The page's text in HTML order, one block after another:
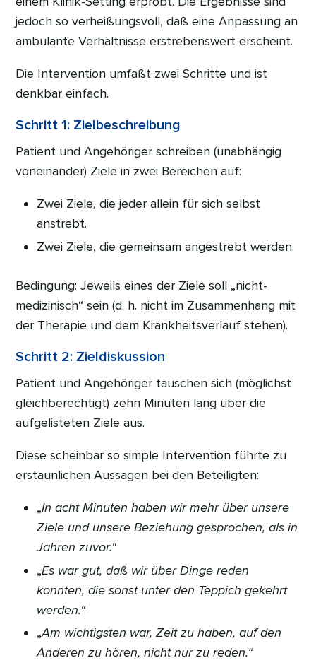
jedoch so verheißungsvoll, daß eine Anpassung an
ambulante Verhältnisse erstrebenswert erscheint.
Die Intervention umfaßt zwei Schritte und ist
denkbar einfach.
Schritt 1: Zielbeschreibung
Patient und Angehöriger schreiben (unabhängig
voneinander) Ziele in zwei Bereichen auf:
Zwei Ziele, die jeder allein für sich selbst
anstrebt.
Zwei Ziele, die gemeinsam angestrebt werden.
Bedingung: Jeweils eines der Ziele soll „nicht-
medizinisch“ sein (d. h. nicht im Zusammenhang mit
der Therapie und dem Krankheitsverlauf stehen).
Schritt 2: Zieldiskussion
Patient und Angehöriger tauschen sich (möglichst
gleichberechtigt) zehn Minuten lang über die
aufgelisteten Ziele aus.
Diese scheinbar so simple Intervention führte zu
erstaunlichen Aussagen bei den Beteiligten:
„In acht Minuten haben wir mehr über unsere
Ziele und unsere Beziehung gesprochen, als in
Jahren zuvor.“
„Es war gut, daß wir über Dinge reden
konnten, die sonst unter den Teppich gekehrt
werden.“
„Am wichtigsten war, Zeit zu haben, auf den
Anderen zu hören, nicht nur zu reden.“